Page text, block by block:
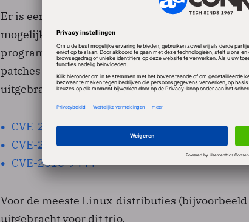
Er is een aantal lekken ontdekt in de BIND-
mogelijkheid bieden informatie te vervalsen,
programma afsluit. Wie een DNS-server draait
patches aan te brengen die het Internet
uitgebracht. Er zijn er drie:
CVE-2016-9131
CVE-2016-9147
CVE-2016-9444
Voor de meeste Linux-distributies (bijvoorbeeld
uitgebracht voor dit trio.